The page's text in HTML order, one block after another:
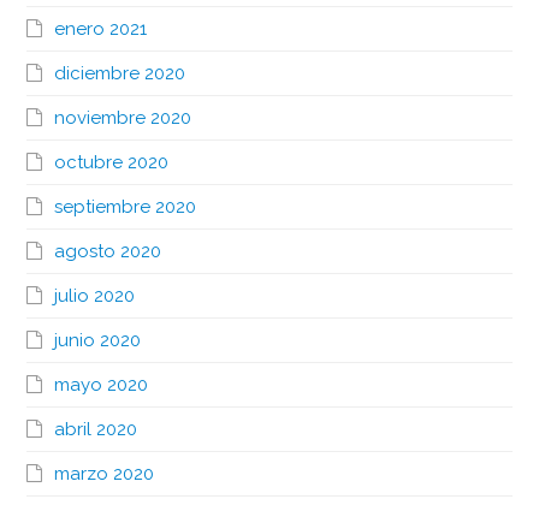
enero 2021
diciembre 2020
noviembre 2020
octubre 2020
septiembre 2020
agosto 2020
julio 2020
junio 2020
mayo 2020
abril 2020
marzo 2020